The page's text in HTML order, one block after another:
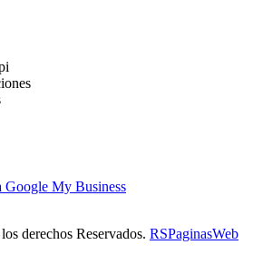
Google My Business
derechos Reservados. RSPaginasWeb